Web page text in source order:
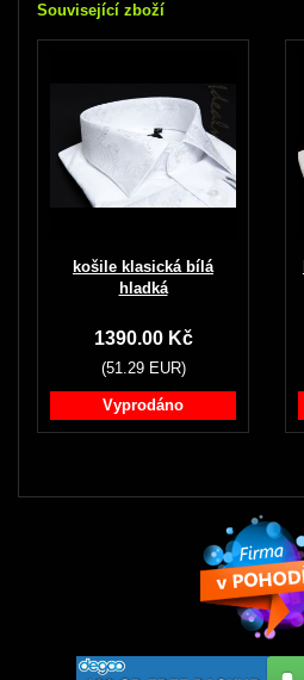
Související zboží
košile klasická bílá
hladká
1390.00 Kč
(51.29 EUR)
Vyprodáno